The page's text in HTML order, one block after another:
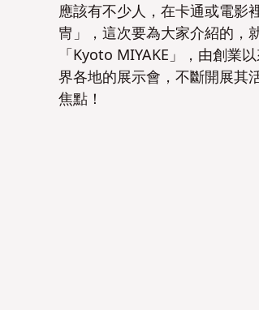
應該有不少人，在卡通或電影
冑」，這次要為大家介紹的，
「Kyoto MIYAKE」，由創業
界各地的展示會，不斷開展其
焦點！